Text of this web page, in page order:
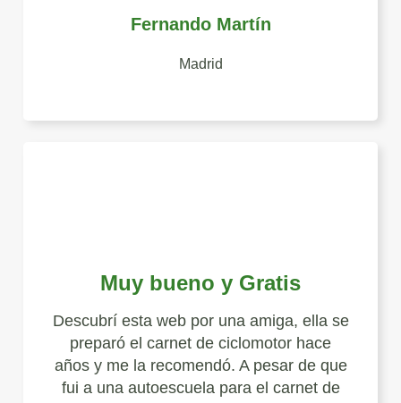
Fernando Martín
Madrid
Muy bueno y Gratis
Descubrí esta web por una amiga, ella se
preparó el carnet de ciclomotor hace
años y me la recomendó. A pesar de que
fui a una autoescuela para el carnet de